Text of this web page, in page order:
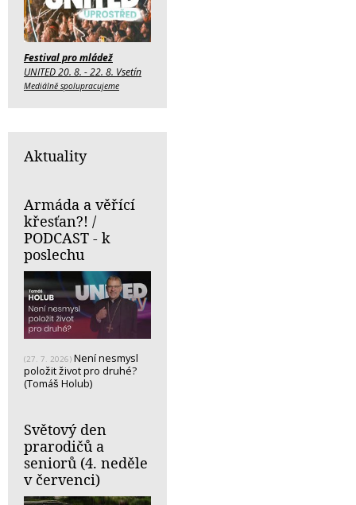
Festival pro mládež
UNITED 20. 8. - 22. 8. Vsetín
Mediálně spolupracujeme
Aktuality
Armáda a věřící
křesťan?! /
PODCAST - k
poslechu
(27. 7. 2026) Není nesmysl
položit život pro druhé?
(Tomáš Holub)
Světový den
prarodičů a
seniorů (4. neděle
v červenci)